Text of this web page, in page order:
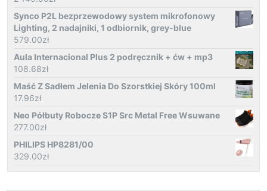
Synco P2L bezprzewodowy system mikrofonowy
Lighting, 2 nadajniki, 1 odbiornik, grey-blue
579.00zł
Aula Internacional Plus 2 podręcznik + ćw + mp3
108.68zł
Maść Z Sadłem Jelenia Do Szorstkiej Skóry 100ml
17.96zł
Neo Półbuty Robocze S1P Src Metal Free Wsuwane
277.00zł
PHILIPS HP8281/00
329.00zł